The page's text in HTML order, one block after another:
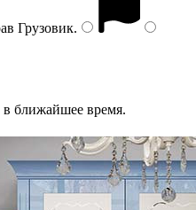
Грузовик.
ближайшее время.